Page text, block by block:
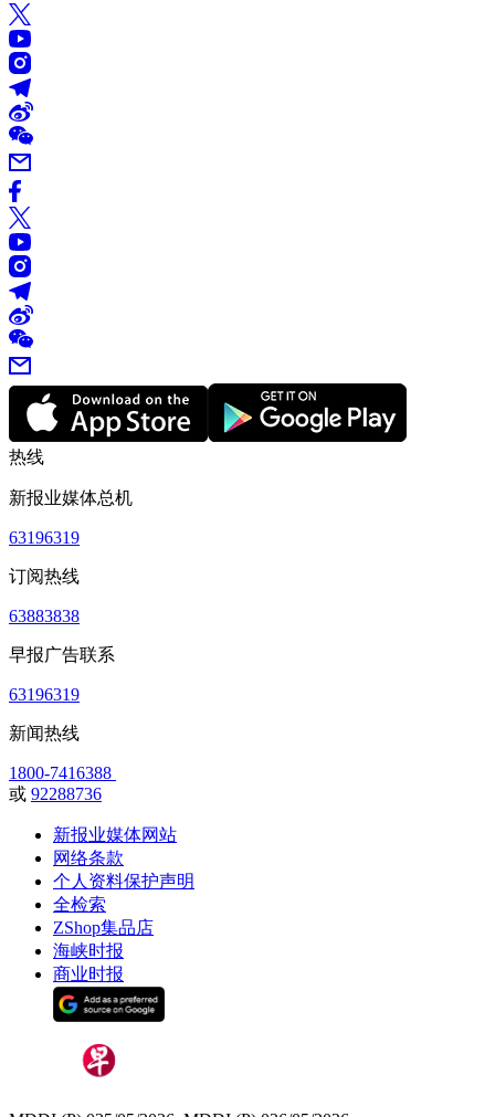
热线
新报业媒体总机
63196319
订阅热线
63883838
早报广告联系
63196319
新闻热线
1800-7416388
或 92288736
新报业媒体网站
网络条款
个人资料保护声明
全检索
ZShop集品店
海峡时报
商业时报